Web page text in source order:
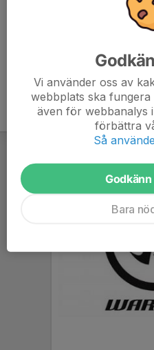
Vi använder oss av
webbplats ska
även för webbanalys
förbättra
Så
Bara